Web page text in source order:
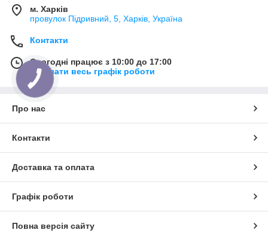
м. Харків
провулок Підривний, 5, Харків, Україна
Контакти
Сьогодні працює з 10:00 до 17:00
Показати весь графік роботи
Про нас
Контакти
Доставка та оплата
Графік роботи
Повна версія сайту